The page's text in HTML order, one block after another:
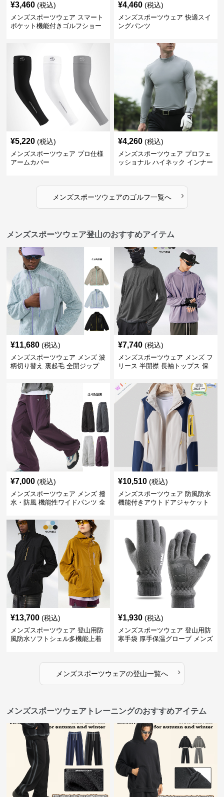
¥3,460 (税込)
メンズスポーツウェア スマート
ポケット機能付きゴルフショー
¥4,460 (税込)
メンズスポーツウェア 快適スイ
ングパンツ
¥5,220 (税込)
メンズスポーツウェア プロ仕様
アームカバー
¥4,260 (税込)
メンズスポーツウェア プロフェ
ッショナル ハイネック インナー
メンズスポーツウェアのゴルフ一覧へ ›
メンズスポーツウェア登山のおすすめアイテム
¥11,680 (税込)
メンズスポーツウェア メンズ 波
柄切り替え 裏起毛 全開ジップ
¥7,740 (税込)
メンズスポーツウェア メンズ フ
リース 半開襟 長袖トップス 保
¥7,000 (税込)
メンズスポーツウェア メンズ 撥
水・防風 機能性ワイドパンツ 全
¥10,510 (税込)
メンズスポーツウェア 防風防水
機能付きアウトドアジャケット
¥13,700 (税込)
メンズスポーツウェア 登山用防
風防水ソフトシェル多機能上着
¥1,930 (税込)
メンズスポーツウェア 登山用防
寒手袋 厚手保温グローブ メンズ
メンズスポーツウェアの登山一覧へ ›
メンズスポーツウェアトレーニングのおすすめアイテム